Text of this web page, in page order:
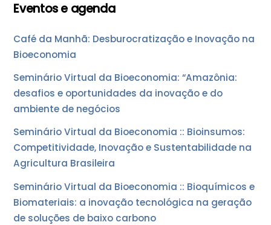
Eventos e agenda
Café da Manhã: Desburocratização e Inovação na
Bioeconomia
Seminário Virtual da Bioeconomia: “Amazônia:
desafios e oportunidades da inovação e do
ambiente de negócios
Seminário Virtual da Bioeconomia :: Bioinsumos:
Competitividade, Inovação e Sustentabilidade na
Agricultura Brasileira
Seminário Virtual da Bioeconomia :: Bioquímicos e
Biomateriais: a inovação tecnológica na geração
de soluções de baixo carbono